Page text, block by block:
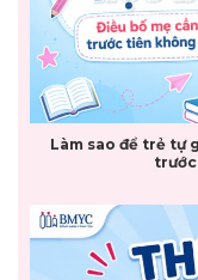
Làm sao để trẻ tự